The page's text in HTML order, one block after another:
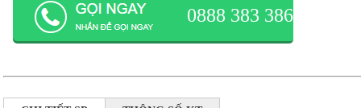
0888 383 386